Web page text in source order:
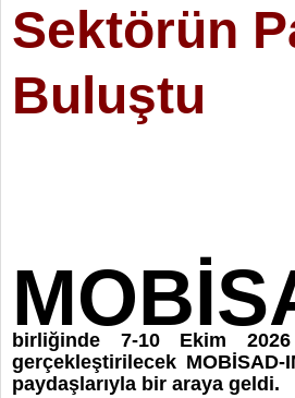
Sektörün
Buluştu
birliğinde 7-10 Ekim
gerçekleştirilecek
paydaşlarıyla bir araya geldi.